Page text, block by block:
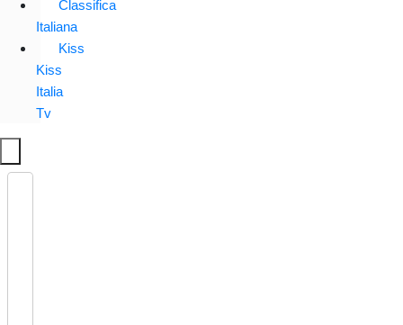
Classifica
Italiana
Kiss
Kiss
Italia
Tv